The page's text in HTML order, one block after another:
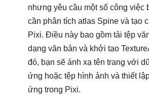
nhưng yêu cầu một số công việc
cần phân tích atlas Spine và tạo
Pixi. Điều này bao gồm tải tệp
dạng văn bản và khởi tạo
đó, bạn sẽ ánh xạ tên trang với
ứng hoặc tệp hình ảnh và thiết
ứng trong Pixi.